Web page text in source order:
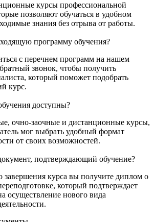
курсы профессиональной
позволяют обучаться в удобном
знания без отрыва от работы.
программу обучения?
с перечнем программ на нашем
звонок, чтобы получить
который поможет подобрать
курс.
доступны?
очно-заочные и дистанционные курсы,
мог выбрать удобный формат
от своих возможностей.
подтверждающий обучение?
завершения курса вы получите диплом о
который подтверждает
осуществление нового вида